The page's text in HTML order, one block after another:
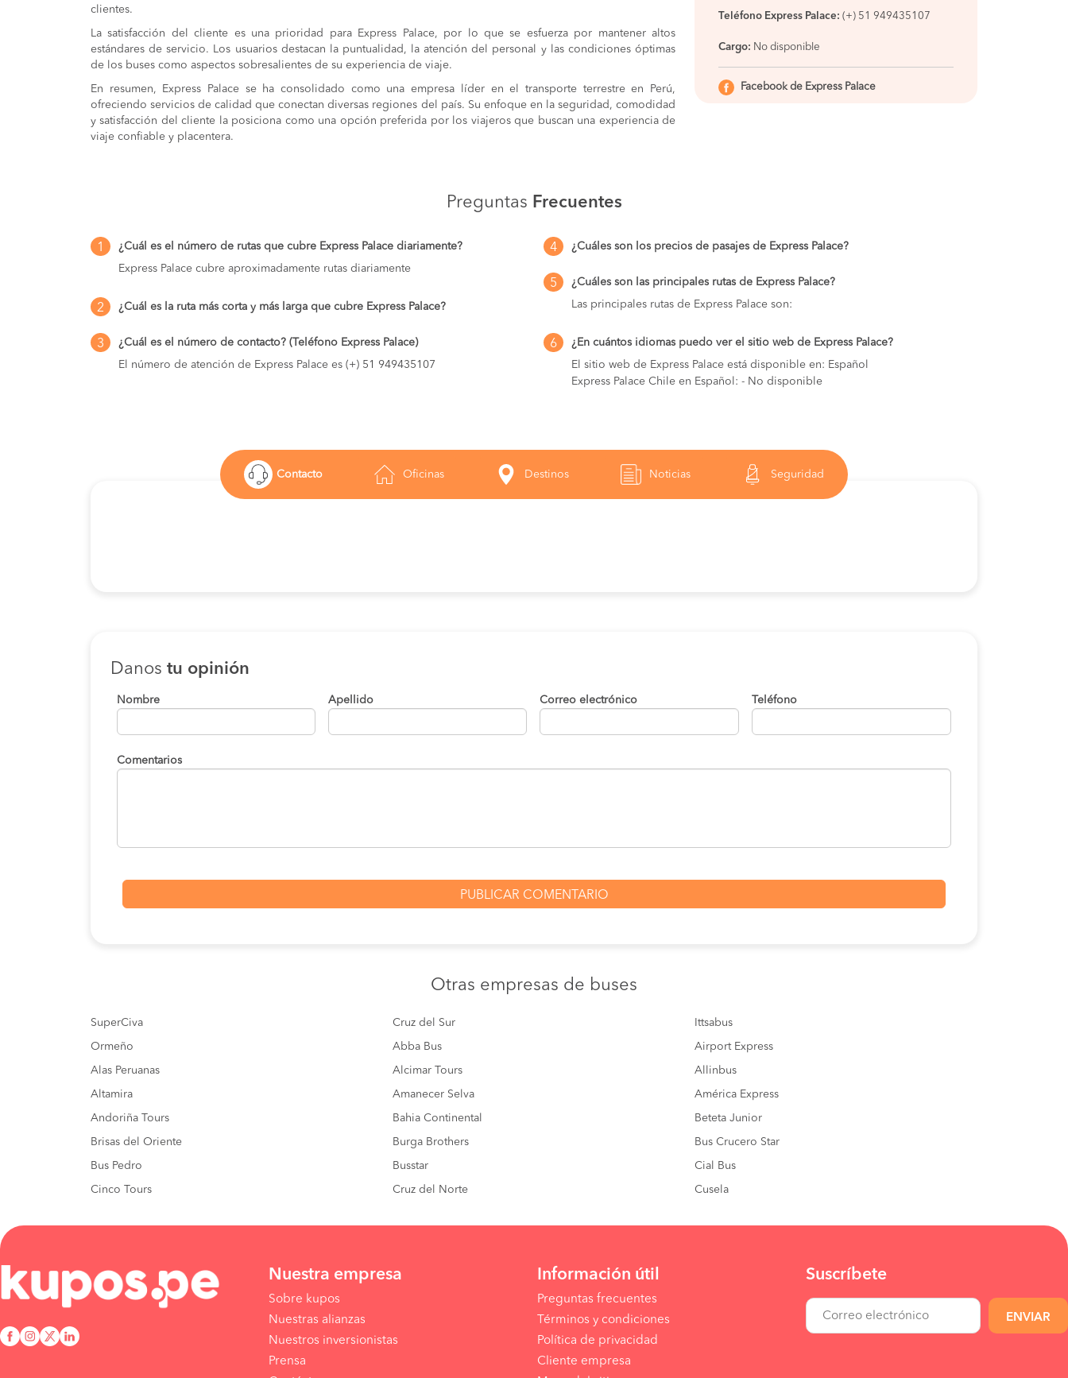
clientes.
La satisfacción del cliente es una prioridad para Express Palace, por lo que se esfuerza por mantener altos
estándares de servicio. Los usuarios destacan la puntualidad, la atención del personal y las condiciones óptimas
de los buses como aspectos sobresalientes de su experiencia de viaje.
En resumen, Express Palace se ha consolidado como una empresa líder en el transporte terrestre en Perú,
ofreciendo servicios de calidad que conectan diversas regiones del país. Su enfoque en la seguridad, comodidad
y satisfacción del cliente la posiciona como una opción preferida por los viajeros que buscan una experiencia de
viaje confiable y placentera.
Teléfono Express Palace: (+) 51 949435107
Cargo: No disponible
Facebook de Express Palace
Preguntas Frecuentes
1
¿Cuál es el número de rutas que cubre Express Palace diariamente?
Express Palace cubre aproximadamente rutas diariamente
2 ¿Cuál es la ruta más corta y más larga que cubre Express Palace?
3
¿Cuál es el número de contacto? (Teléfono Express Palace)
El número de atención de Express Palace es (+) 51 949435107
4 ¿Cuáles son los precios de pasajes de Express Palace?
5
¿Cuáles son las principales rutas de Express Palace?
Las principales rutas de Express Palace son:
6
¿En cuántos idiomas puedo ver el sitio web de Express Palace?
El sitio web de Express Palace está disponible en: Español
Express Palace Chile en Español: - No disponible
Contacto Oficinas Destinos Noticias Seguridad
Danos tu opinión
Nombre Apellido Correo electrónico Teléfono
Comentarios
Otras empresas de buses
SuperCiva Cruz del Sur Ittsabus
Ormeño Abba Bus Airport Express
Alas Peruanas Alcimar Tours Allinbus
Altamira Amanecer Selva América Express
Andoriña Tours Bahia Continental Beteta Junior
Brisas del Oriente Burga Brothers Bus Crucero Star
Bus Pedro Busstar Cial Bus
Cinco Tours Cruz del Norte Cusela
Nuestra empresa
Sobre kupos
Nuestras alianzas
Nuestros inversionistas
Prensa
Información útil
Preguntas frecuentes
Términos y condiciones
Política de privacidad
Cliente empresa
Suscríbete
ENVIAR